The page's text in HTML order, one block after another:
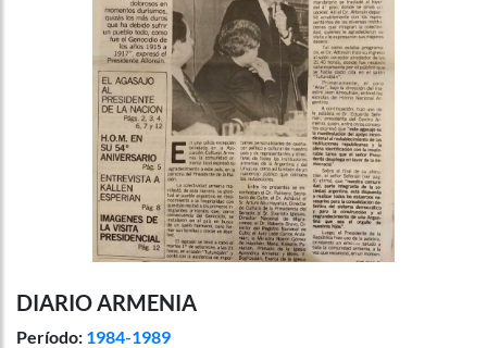
DIARIO ARMENIA
Período: 1984-1989